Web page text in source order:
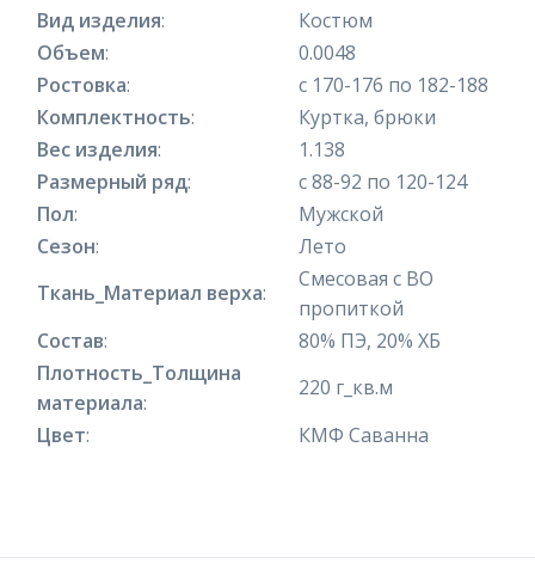
Вид изделия:
Костюм
Объем:
0.0048
Ростовка:
с 170-176 по 182-188
Комплектность:
Куртка, брюки
Вес изделия:
1.138
Размерный ряд:
с 88-92 по 120-124
Пол:
Мужской
Сезон:
Лето
Ткань_Материал верха:
Смесовая с ВО
пропиткой
Состав:
80% ПЭ, 20% ХБ
Плотность_Толщина
материала:
220 г_кв.м
Цвет: КМФ Саванна